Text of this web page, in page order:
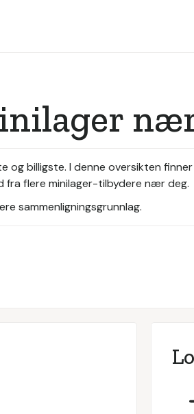
billigste. I denne oversikten
fra flere minilager-tilbydere nær deg.
sammenligningsgrunnlag.